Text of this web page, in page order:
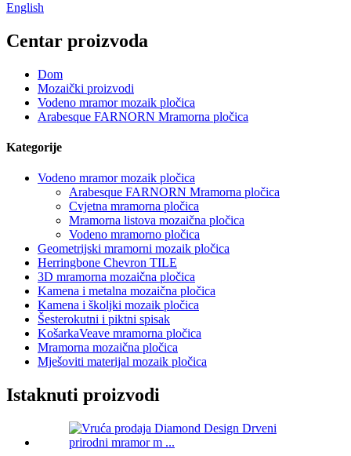
English
Centar proizvoda
Dom
Mozaički proizvodi
Vodeno mramor mozaik pločica
Arabesque FARNORN Mramorna pločica
Kategorije
Vodeno mramor mozaik pločica
Arabesque FARNORN Mramorna pločica
Cvjetna mramorna pločica
Mramorna listova mozaična pločica
Vodeno mramorno pločica
Geometrijski mramorni mozaik pločica
Herringbone Chevron TILE
3D mramorna mozaična pločica
Kamena i metalna mozaična pločica
Kamena i školjki mozaik pločica
Šesterokutni i piktni spisak
KošarkaVeave mramorna pločica
Mramorna mozaična pločica
Mješoviti materijal mozaik pločica
Istaknuti proizvodi